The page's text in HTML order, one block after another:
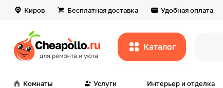
Киров Бесплатная доставка Удобная оплата
Каталог
Комнаты Услуги Интерьер и отделка